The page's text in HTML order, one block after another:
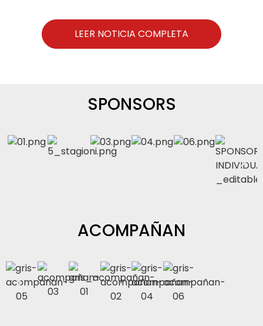
LEER NOTICIA COMPLETA
SPONSORS
ACOMPAÑAN